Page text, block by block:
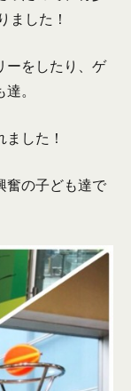
ました！
ーをしたり、ゲ
。
した！
奮の子ども達で